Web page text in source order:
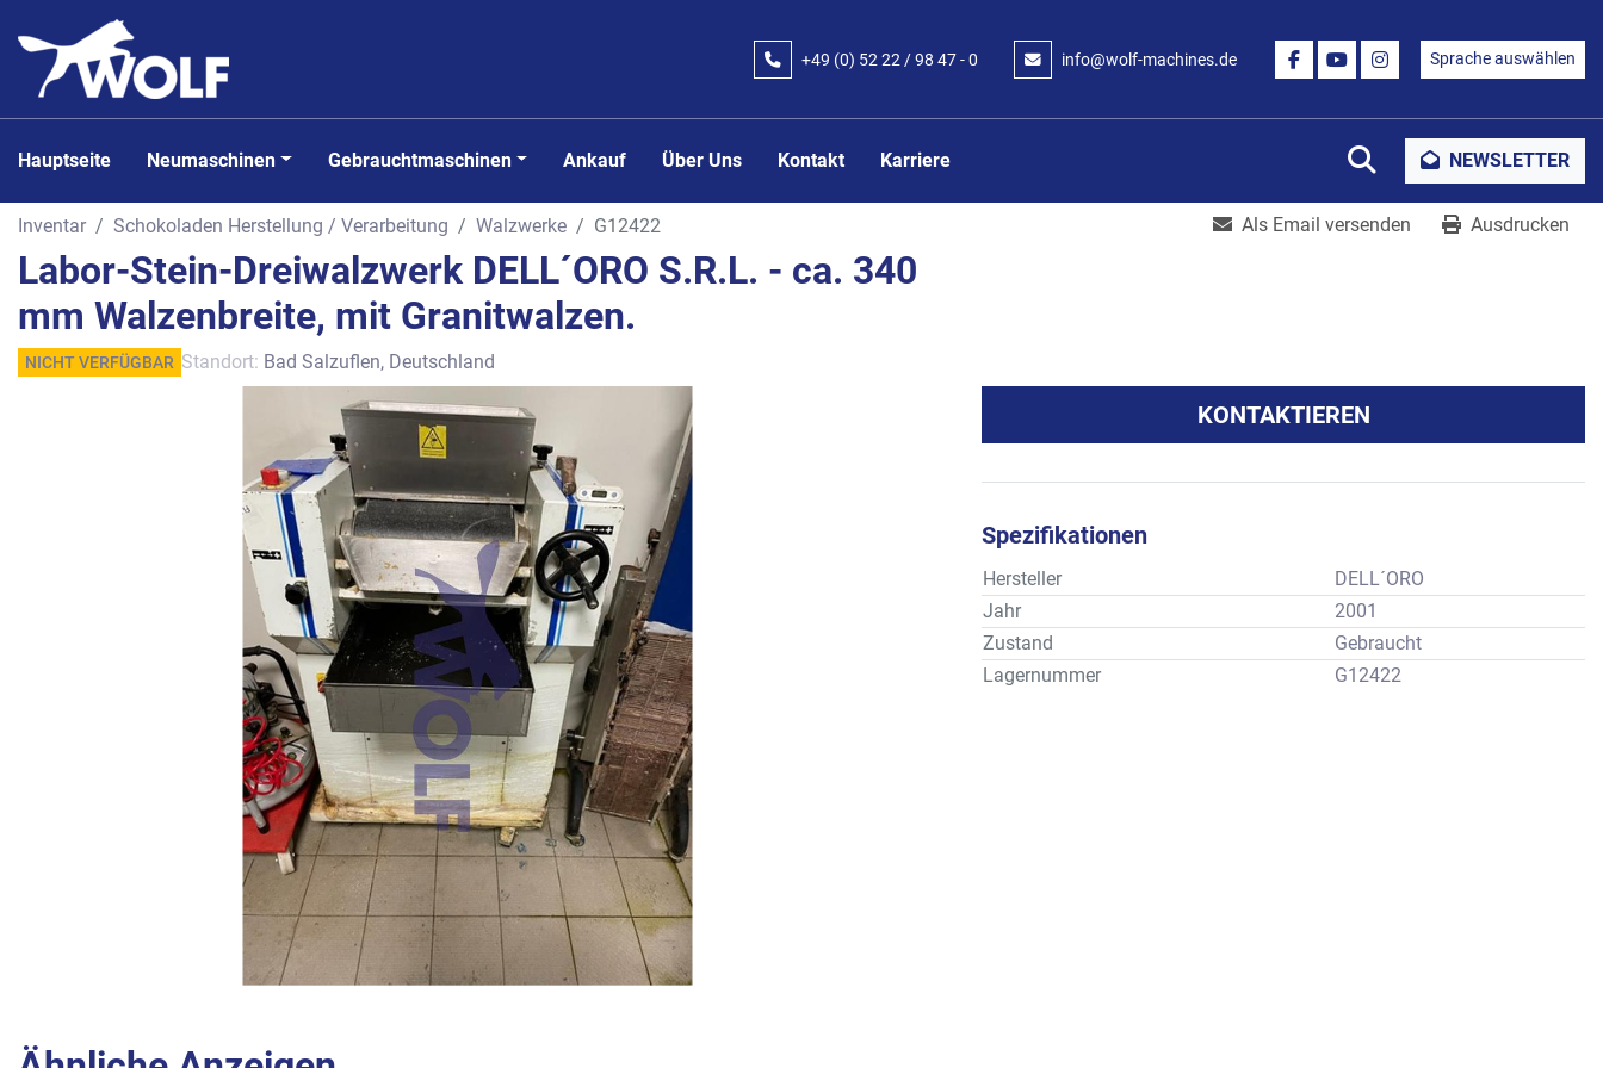
+49 (0) 52 22 / 98 47 - 0 info@wolf-machines.de
FACEBOOK
YOUTUBEINSTAGRAM
Sprache auswählen
Hauptseite Neumaschinen Gebrauchtmaschinen Ankauf Über Uns Kontakt Karriere SucheNEWSLETTER
Inventar Schokoladen Herstellung / Verarbeitung Walzwerke G12422 Als Email versenden Ausdrucken
Labor-Stein-Dreiwalzwerk DELL´ORO S.R.L. - ca. 340
mm Walzenbreite, mit Granitwalzen.
NICHT VERFÜGBAR Standort: Bad Salzuflen, Deutschland
KONTAKTIEREN
Spezifikationen
Hersteller
DELL´ORO
Jahr
2001
Zustand
Gebraucht
Lagernummer
G12422